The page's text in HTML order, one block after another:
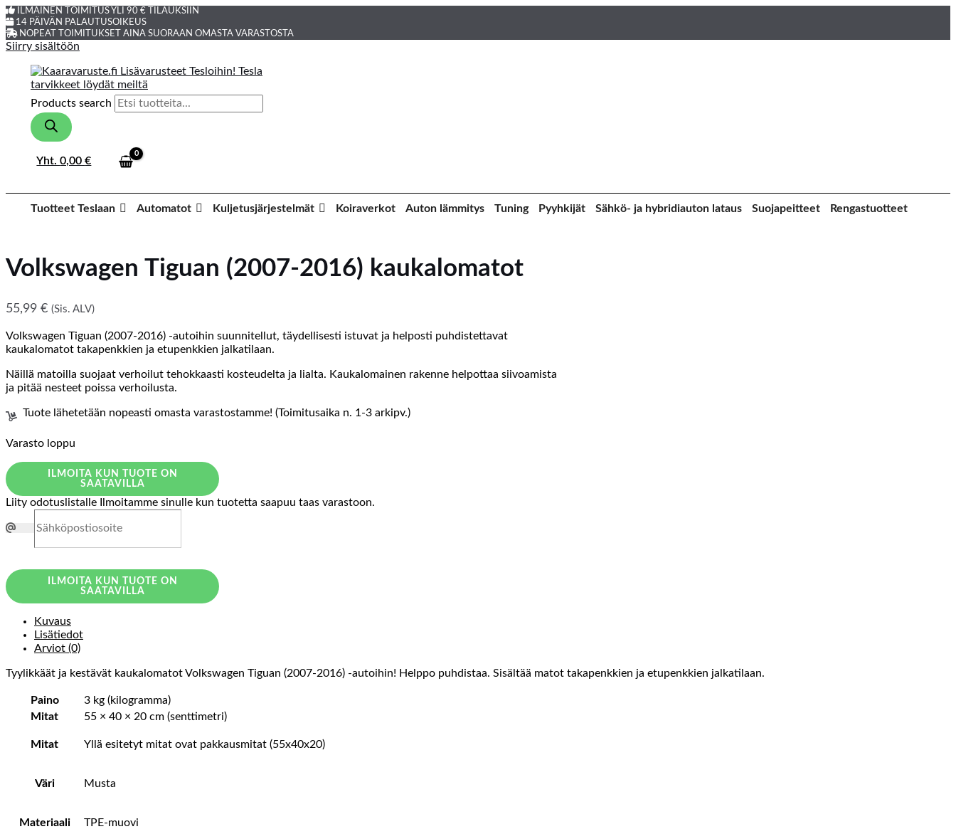
ILMAINEN TOIMITUS YLI 90 € TILAUKSIIN
14 PÄIVÄN PALAUTUSOIKEUS
NOPEAT TOIMITUKSET AINA SUORAAN OMASTA VARASTOSTA
Siirry sisältöön
Products search
Yht.0,00€
Tuotteet Teslaan Automatot Kuljetusjärjestelmät Koiraverkot Auton lämmitys Tuning Pyyhkijät Sähkö- ja hybridiauton lataus Suojapeitteet Rengastuotteet
Volkswagen Tiguan (2007-2016) kaukalomatot
55,99 € (Sis. ALV)
Volkswagen Tiguan (2007-2016) -autoihin suunnitellut, täydellisesti istuvat ja helposti puhdistettavat
kaukalomatot takapenkkien ja etupenkkien jalkatilaan.
Näillä matoilla suojaat verhoilut tehokkaasti kosteudelta ja lialta. Kaukalomainen rakenne helpottaa siivoamista
ja pitää nesteet poissa verhoilusta.
Tuote lähetetään nopeasti omasta varastostamme! (Toimitusaika n. 1-3 arkipv.)
Varasto loppu
ILMOITA KUN TUOTE ON
SAATAVILLA
Liity odotuslistalle Ilmoitamme sinulle kun tuotetta saapuu taas varastoon.
ILMOITA KUN TUOTE ON
SAATAVILLA
Kuvaus
Lisätiedot
Arviot (0)
Tyylikkäät ja kestävät kaukalomatot Volkswagen Tiguan (2007-2016) -autoihin! Helppo puhdistaa. Sisältää matot takapenkkien ja etupenkkien jalkatilaan.
Paino
3 kg (kilogramma)
Mitat
55 × 40 × 20 cm (senttimetri)
Mitat Yllä esitetyt mitat ovat pakkausmitat (55x40x20)
Väri Musta
Materiaali TPE-muovi